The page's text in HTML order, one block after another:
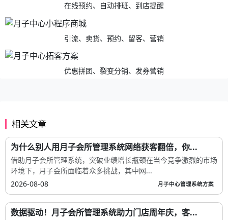
在线预约、自动排班、到店提醒
引流、卖货、预约、留客、营销
优惠拼团、裂变分销、发券营销
相关文章
为什么别人用月子会所管理系统网络获客翻倍，你...
借助月子会所管理系统，突破业绩增长瓶颈在当今竞争激烈的市场
环境下，月子会所面临着众多挑战，其中网...
2026-08-08
月子中心管理系统方案
数据驱动！月子会所管理系统助力门店周年庆，客...